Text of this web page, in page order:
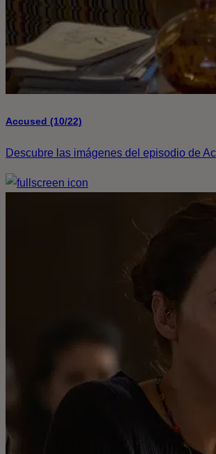
Accused (10/22)
Descubre las imágenes del episodio de